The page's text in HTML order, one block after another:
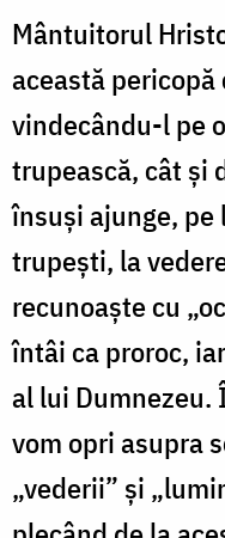
Mântuitorul
această
vindecându-l pe
trupească, cât și
însuși ajunge, pe
trupești, la
recunoaște cu
întâi ca proroc,
al lui Dumnezeu.
vom opri asupra
„vederii” și